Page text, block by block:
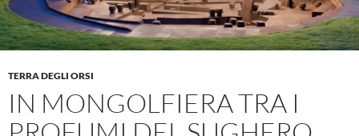
TERRA DEGLI ORSI
IN MONGOLFIERA TRA I